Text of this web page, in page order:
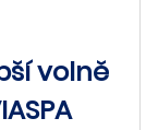
volně